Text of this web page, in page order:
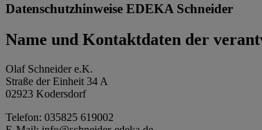
Datenschutzhinweise EDEKA Schneider
Name und Kontaktdaten der
Olaf Schneider e.K.
Straße der Einheit 34 A
02923 Kodersdorf
Telefon: 035825 619002